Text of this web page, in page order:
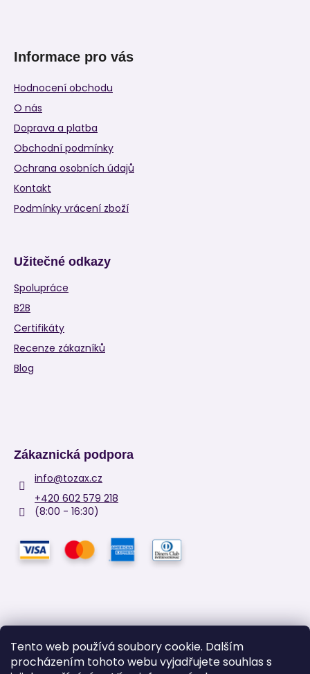
Tento web používá soubory cookie. Dalším
procházením tohoto webu vyjadřujete souhlas s
Informace pro vás
Hodnocení obchodu
O nás
Doprava a platba
Obchodní podmínky
Ochrana osobních údajů
Kontakt
Podmínky vrácení zboží
Užitečné odkazy
Spolupráce
B2B
Certifikáty
Recenze zákazníků
Blog
Zákaznická podpora
info@tozax.cz
+420 602 579 218
(8:00 - 16:30)
Facebook